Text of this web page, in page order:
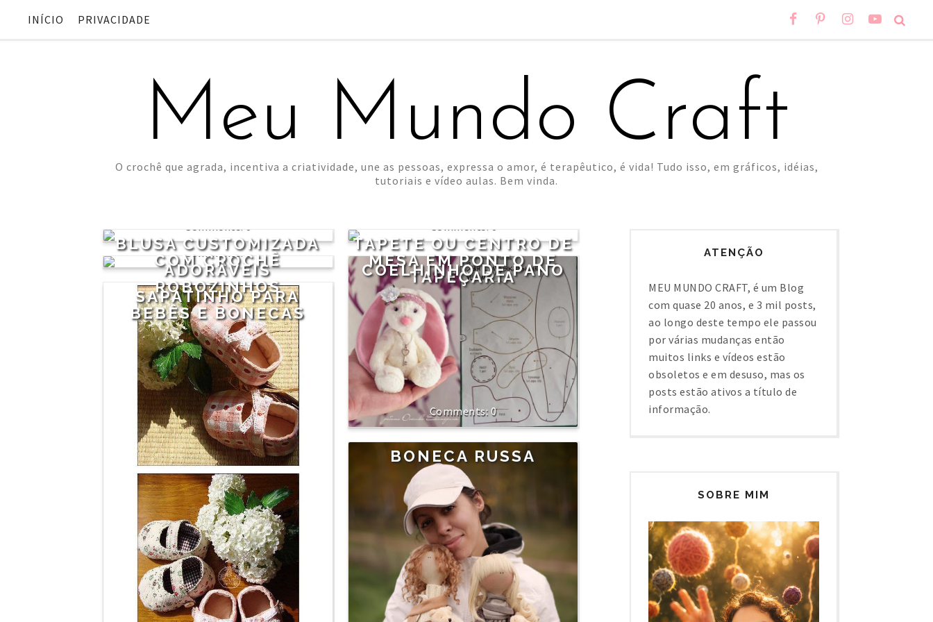
INÍCIO PRIVACIDADE
Meu Mundo Craft
O crochê que agrada, incentiva a criatividade, une as pessoas, expressa o amor, é terapêutico, é vida! Tudo isso, em gráficos, idéias,
tutoriais e vídeo aulas. Bem vinda.
BLUSA CUSTOMIZADA
COM CROCHÊ
TAPETE OU CENTRO DE
MESA EM PONTO DE
TAPEÇARIA
ADORÁVEIS
ROBOZINHOS
0
COELHINHO DE PANO
0
SAPATINHO PARA
BEBÊS E BONECAS
BONECA RUSSA
ATENÇÃO
MEU MUNDO CRAFT, é um Blog
com quase 20 anos, e 3 mil posts,
ao longo deste tempo ele passou
por várias mudanças então
muitos links e vídeos estão
obsoletos e em desuso, mas os
posts estão ativos a título de
informação.
SOBRE MIM